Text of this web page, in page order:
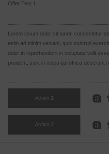
Offer Test 1
Lorem ipsum dolor sit amet, consectetur
enim ad minim veniam, quis nostrud
dolor in reprehenderit in voluptate velit
proident, sunt in culpa qui officia deserunt
Action 1
Action 2